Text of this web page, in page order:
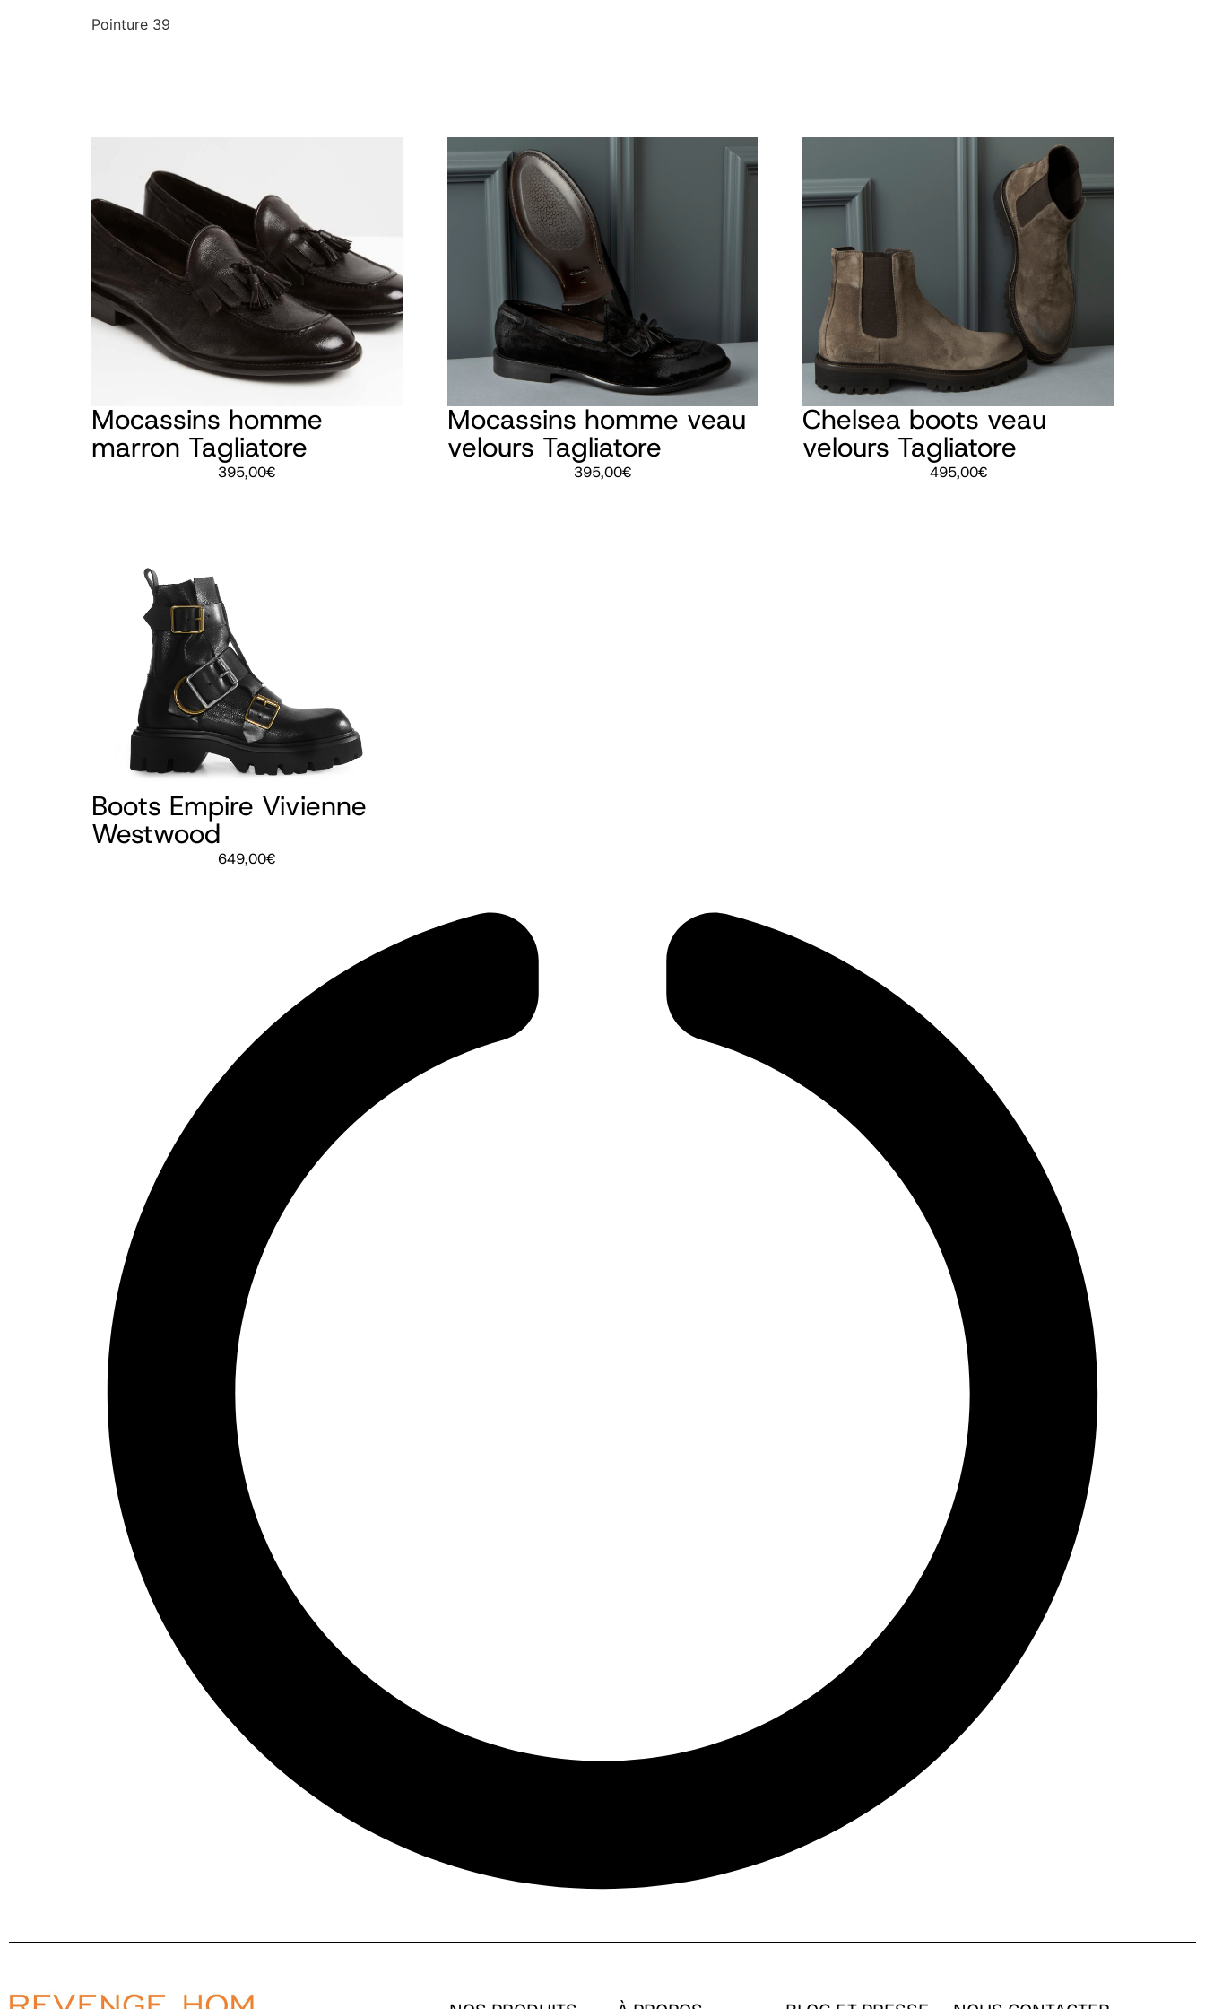
Pointure 39
Mocassins homme
marron Tagliatore
395,00€
Mocassins homme veau
velours Tagliatore
395,00€
Chelsea boots veau
velours Tagliatore
495,00€
Boots Empire Vivienne
Westwood
649,00€